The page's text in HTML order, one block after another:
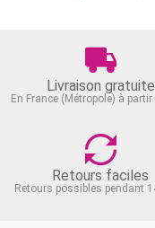
Livraison gratuite
En France (Métropole) à
Retours faciles
Retours possibles pendant